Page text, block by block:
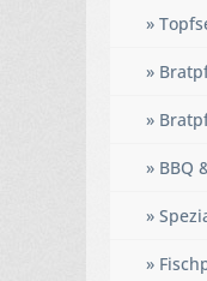
»
»
»
» BBQ
»
»